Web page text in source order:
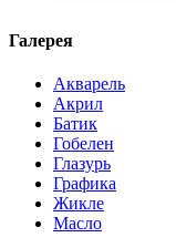
Галерея
Акварель
Акрил
Батик
Гобелен
Глазурь
Графика
Жикле
Масло